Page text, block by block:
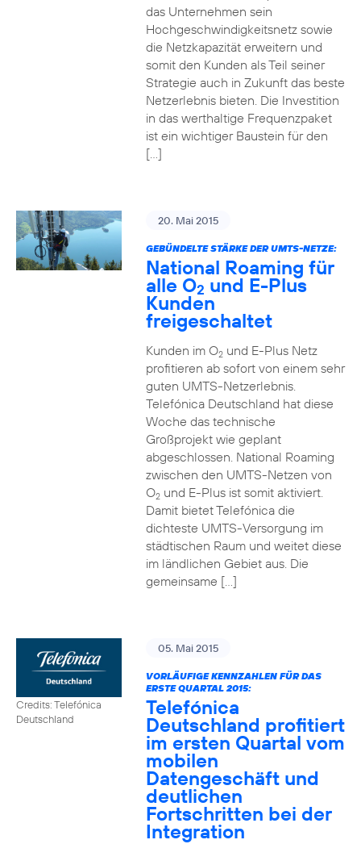
das Unternehmen sein
Hochgeschwindigkeitsnetz sowie
die Netzkapazität erweitern und
somit den Kunden als Teil seiner
Strategie auch in Zukunft das beste
Netzerlebnis bieten. Die Investition
in das werthaltige Frequenzpaket
ist ein wichtiger Baustein für den
[…]
20. Mai 2015
GEBÜNDELTE STÄRKE DER UMTS-NETZE:
National Roaming für
alle O2 und E-Plus
Kunden
freigeschaltet
Kunden im O2und E-Plus Netz
profitieren ab sofort von einem sehr
guten UMTS-Netzerlebnis.
Telefónica Deutschland hat diese
Woche das technische
Großprojekt wie geplant
abgeschlossen. National Roaming
zwischen den UMTS-Netzen von
O2und E-Plus ist somit aktiviert.
Damit bietet Telefónica die
dichteste UMTS-Versorgung im
städtischen Raum und weitet diese
im ländlichen Gebiet aus. Die
gemeinsame […]
Credits: Telefónica
Deutschland
05. Mai 2015
VORLÄUFIGE KENNZAHLEN FÜR DAS
ERSTE QUARTAL 2015:
Telefónica
Deutschland profitiert
im ersten Quartal vom
mobilen
Datengeschäft und
deutlichen
Fortschritten bei der
Integration